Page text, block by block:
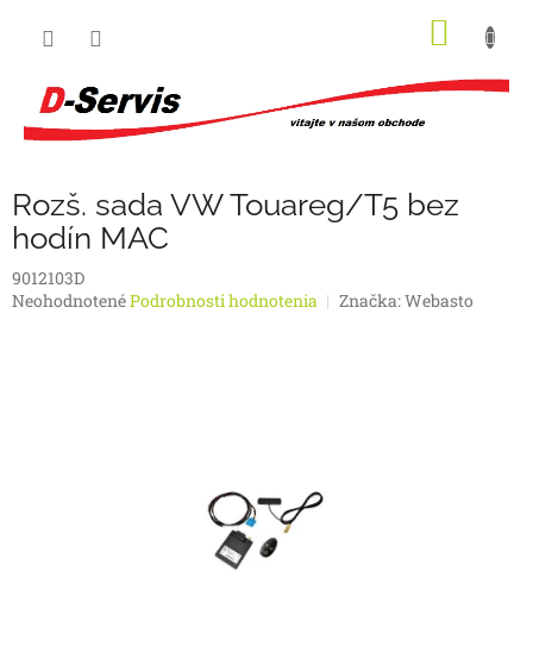
Rozš. sada VW Touareg/T5 bez
hodín MAC
9012103D
Priemerné
NeohodnotenéPodrobnosti hodnotenia Značka:Webasto